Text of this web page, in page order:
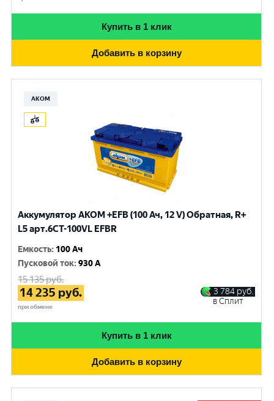
Купить в 1 клик
Добавить в корзину
АКОМ
Аккумулятор AKOM +EFB (100 Ач, 12 V) Обратная, R+
L5 арт.6СТ-100VL EFBR
Емкость: 100 Ач
Пусковой ток:930 A
15 135руб.
14 235 руб.
при обмене
3 784 руб.
в Сплит
Купить в 1 клик
Добавить в корзину